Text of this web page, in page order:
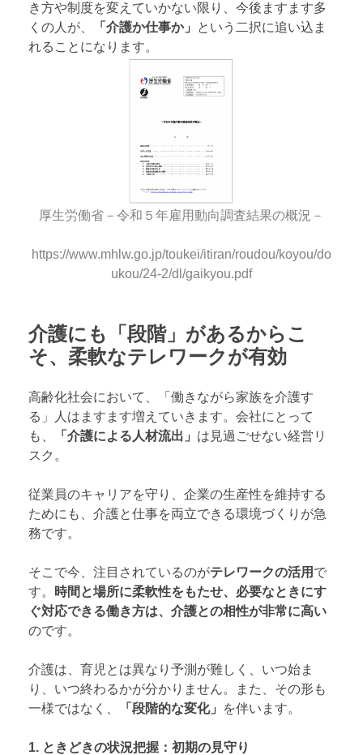
き方や制度を変えていかない限り、今後ますます多
くの人が、
「介護か仕事か」
という二択に追い込ま
れることになります。
厚生労働省－令和５年雇用動向調査結果の概況－
https://www.mhlw.go.jp/toukei/itiran/roudou/koyou/do
ukou/24-2/dl/gaikyou.pdf
介護にも「段階」があるからこ
そ、柔軟なテレワークが有効
高齢化社会において、「働きながら家族を介護す
る」人はますます増えていきます。会社にとって
も、
「介護による人材流出」 は見過ごせない経営リ
スク。
従業員のキャリアを守り、企業の生産性を維持する
ためにも、介護と仕事を両立できる環境づくりが急
務です。
そこで今、注目されているのがテレワークの活用 で
す。
時間と場所に柔軟性をもたせ、必要なときにす
ぐ対応できる働き方は、介護との相性が非常に高い
のです。
介護は、育児とは異なり予測が難しく、いつ始ま
り、いつ終わるかが分かりません。また、その形も
一様ではなく、
「段階的な変化」 を伴います。
1. ときどきの状況把握：初期の見守り